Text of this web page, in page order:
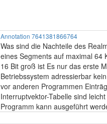
Annotation 7641381866764
Was sind die Nachteile des
eines Segments auf maximal 64
16 Bit groß ist Es nur das erste
Betriebssystem adressierbar
vor anderen Programmen
Interruptvektor-Tabelle sind
Programm kann ausgeführt